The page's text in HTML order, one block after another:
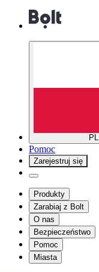
PL
Pomoc
Zarejestruj się
Produkty
Zarabiaj z Bolt
O nas
Bezpieczeństwo
Pomoc
Miasta